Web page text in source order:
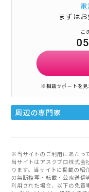
まずは
こ
※相談サポートを見
周辺の専門家
※当サイトのご利用にあたっ
当サイトはアスクプロ株式会
ります。当サイトに掲載の紹
の無断複写・転載・公衆送信
利用された場合、以下の免責